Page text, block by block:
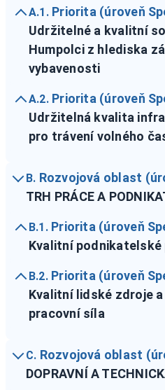
A.1. Priorita (úroveň
Udržitelné a kvalitní
Humpolci z hlediska
vybavenosti
A.2. Priorita (úroveň
Udržitelná kvalita
pro trávení volného
B. Rozvojová oblast
TRH PRÁCE A
B.1. Priorita (úroveň
Kvalitní
B.2. Priorita (úroveň
Kvalitní lidské zdroje
pracovní síla
C. Rozvojová oblast
DOPRAVNÍ A